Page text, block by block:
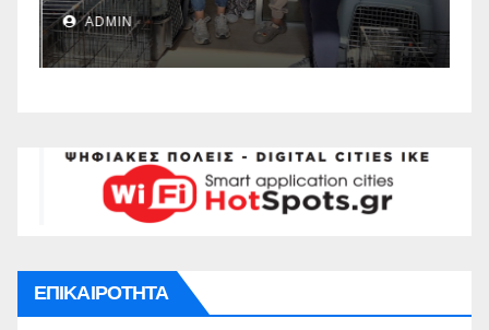
Ναυπλιέων(vid)
ADMIN
ΕΠΙΚΑΙΡΟΤΗΤΑ